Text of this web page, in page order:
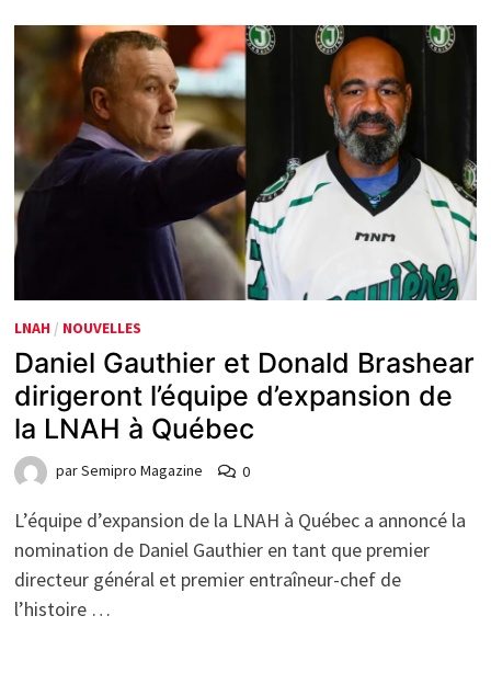
LNAH / NOUVELLES
Daniel Gauthier et Donald Brashear
dirigeront l’équipe d’expansion de
la LNAH à Québec
parSemipro Magazine 0
L’équipe d’expansion de la LNAH à Québec a annoncé la
nomination de Daniel Gauthier en tant que premier
directeur général et premier entraîneur-chef de
l’histoire …